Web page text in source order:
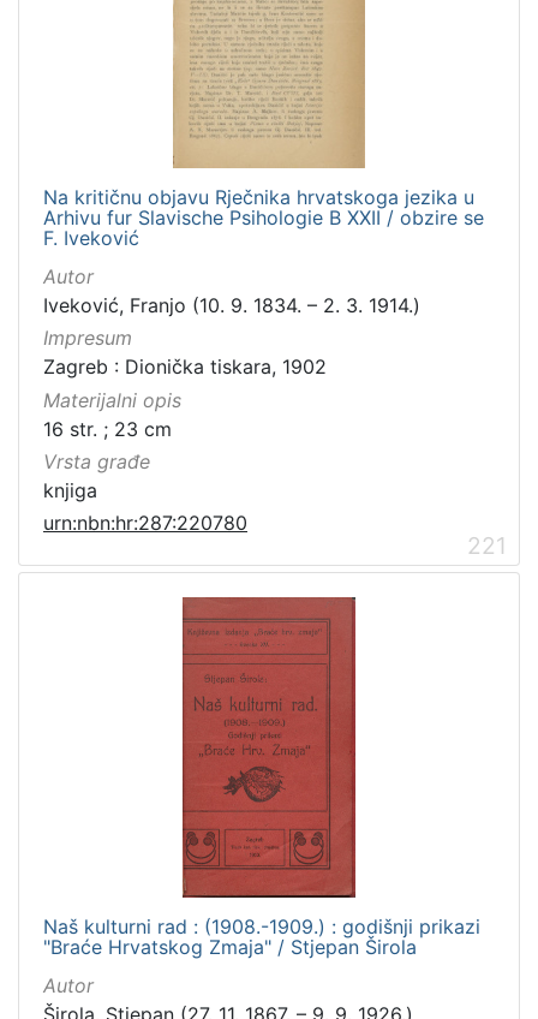
Na kritičnu objavu Rječnika hrvatskoga jezika u
Arhivu fur Slavische Psihologie B XXII / obzire se
F. Iveković
Autor
Iveković, Franjo (10. 9. 1834. – 2. 3. 1914.)
Impresum
Zagreb : Dionička tiskara, 1902
Materijalni opis
16 str. ; 23 cm
Vrsta građe
knjiga
urn:nbn:hr:287:220780
221
Naš kulturni rad : (1908.-1909.) : godišnji prikazi
"Braće Hrvatskog Zmaja" / Stjepan Širola
Autor